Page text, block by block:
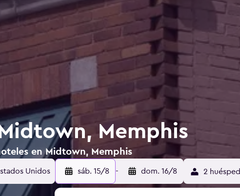
Memphis
en Midtown, Memphis
Unidos sáb. 15/8 - dom. 16/8 2